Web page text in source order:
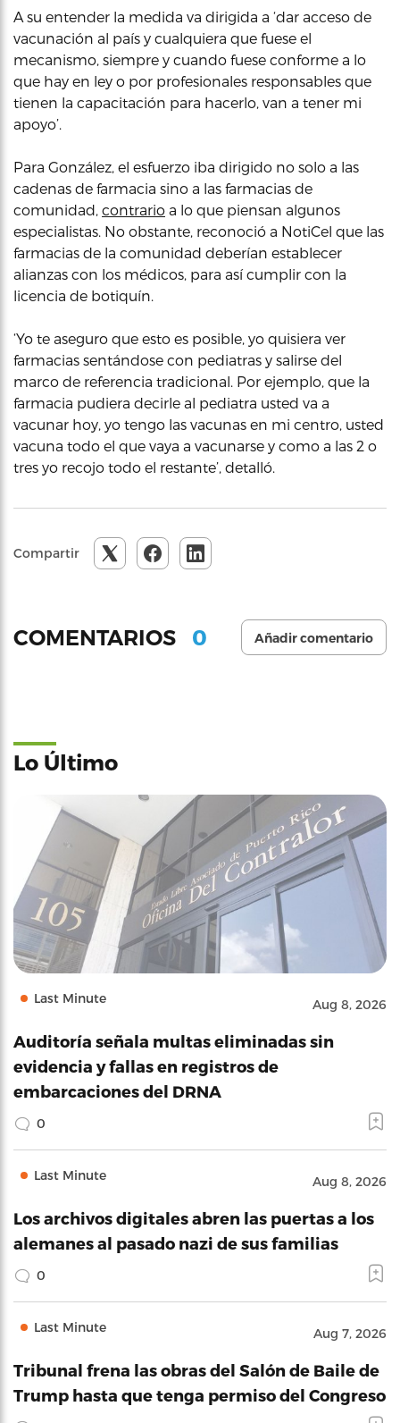
A su entender la medida va dirigida a ‘dar acceso de
vacunación al país y cualquiera que fuese el
mecanismo, siempre y cuando fuese conforme a lo
que hay en ley o por profesionales responsables que
tienen la capacitación para hacerlo, van a tener mi
apoyo’.
Para González, el esfuerzo iba dirigido no solo a las
cadenas de farmacia sino a las farmacias de
comunidad, contrario a lo que piensan algunos
especialistas. No obstante, reconoció a NotiCel que las
farmacias de la comunidad deberían establecer
alianzas con los médicos, para así cumplir con la
licencia de botiquín.
‘Yo te aseguro que esto es posible, yo quisiera ver
farmacias sentándose con pediatras y salirse del
marco de referencia tradicional. Por ejemplo, que la
farmacia pudiera decirle al pediatra usted va a
vacunar hoy, yo tengo las vacunas en mi centro, usted
vacuna todo el que vaya a vacunarse y como a las 2 o
tres yo recojo todo el restante’, detalló.
Compartir
COMENTARIOS 0 Añadir comentario
Lo Último
Last Minute Aug 8, 2026
Auditoría señala multas eliminadas sin
evidencia y fallas en registros de
embarcaciones del DRNA
0
Last Minute Aug 8, 2026
Los archivos digitales abren las puertas a los
alemanes al pasado nazi de sus familias
0
Last Minute Aug 7, 2026
Tribunal frena las obras del Salón de Baile de
Trump hasta que tenga permiso del Congreso